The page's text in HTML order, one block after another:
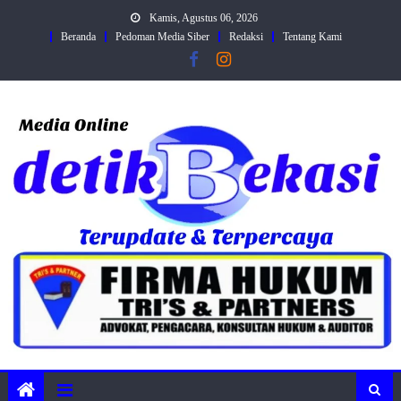
Kamis, Agustus 06, 2026
Beranda
Pedoman Media Siber Redaksi Tentang Kami